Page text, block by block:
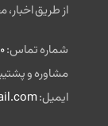
از طریق
شماره تماس:
مشاوره و
ایمیل: